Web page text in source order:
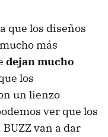
que los diseños
más
dejan mucho
los
un lienzo
ver que los
van a dar